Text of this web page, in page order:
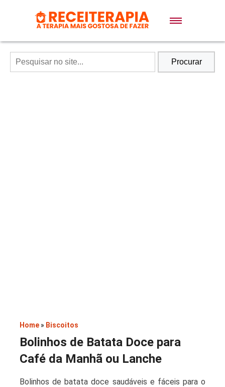
Doces e Sobremesas
Air Fryer
Procurar
Home » Biscoitos
Bolinhos de Batata Doce para
Café da Manhã ou Lanche
Bolinhos de batata doce saudáveis e fáceis para o